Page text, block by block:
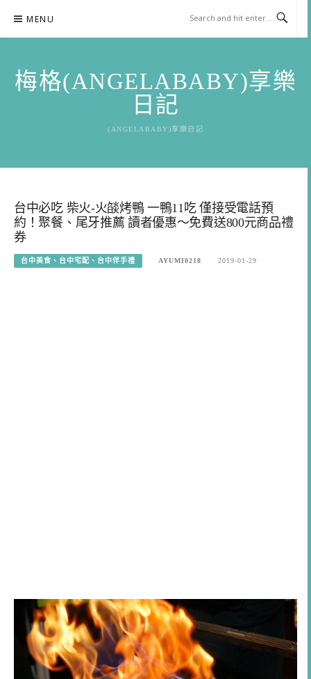
content
MENU
梅格(ANGELABABY)享樂
日記
(ANGELABABY)享樂日記
台中必吃 柴火-火燄烤鴨 一鴨11吃 僅接受電話預
約！聚餐、尾牙推薦 讀者優惠～免費送800元商品禮
券
台中美食、台中宅配、台中伴手禮 AYUMI0218 2019-01-29